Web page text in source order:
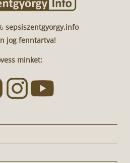
sepsiszentgyorgy.info
jog fenntartva!
minket: